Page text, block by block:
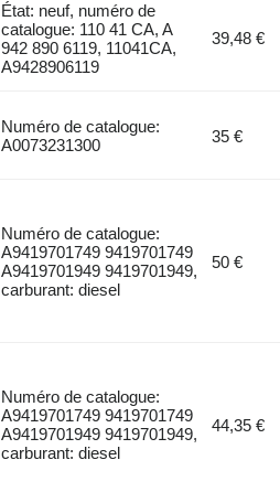
État: neuf, numéro de
catalogue: 110 41 CA, A
942 890 6119, 11041CA,
A9428906119
39,48 €
Numéro de catalogue:
A0073231300
35 €
Numéro de catalogue:
A9419701749 9419701749
A9419701949 9419701949,
carburant: diesel
50 €
Numéro de catalogue:
A9419701749 9419701749
A9419701949 9419701949,
carburant: diesel
44,35 €